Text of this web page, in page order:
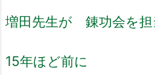
増田先生が 錬功会を担
15年ほど前に